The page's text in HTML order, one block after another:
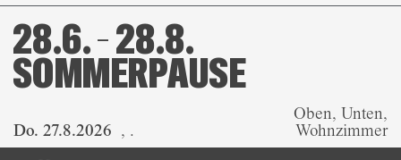
Do. 27.8.2026 , .
28.6. – 28.8.
SOMMERPAUSE
Oben, Unten,
Wohnzimmer